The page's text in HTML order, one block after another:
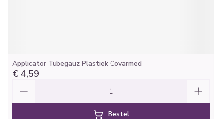
Applicator Tubegauz Plastiek Covarmed
€ 4,59
Bestel